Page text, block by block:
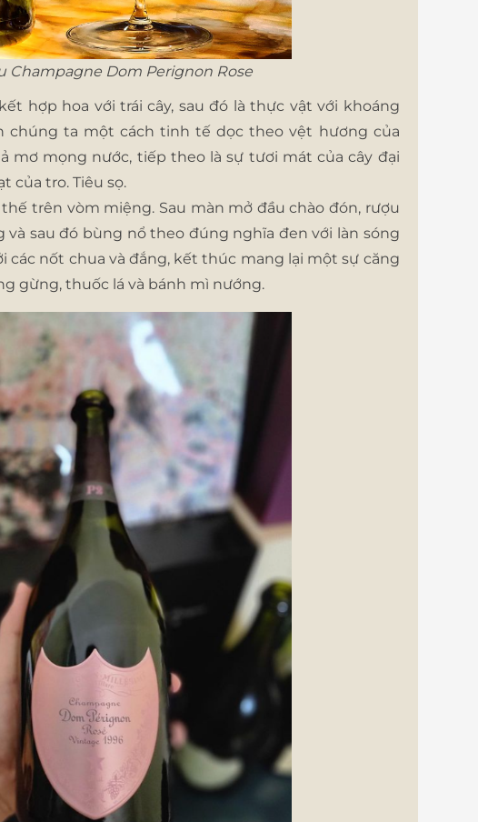
Champagne Dom Perignon Rose
hợp hoa với trái cây, sau đó là thực vật với khoáng
chúng ta một cách tinh tế dọc theo vệt hương của
mơ mọng nước, tiếp theo là sự tươi mát của cây đại
của tro. Tiêu sọ.
trên vòm miệng. Sau màn mở đầu chào đón, rượu
sau đó bùng nổ theo đúng nghĩa đen với làn sóng
các nốt chua và đắng, kết thúc mang lại một sự căng
gừng, thuốc lá và bánh mì nướng.